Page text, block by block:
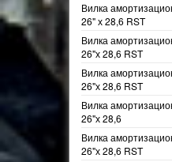
Вилка
26" х 28,6 RST
Вилка
26"х 28,6 RST
Вилка
26"х 28,6 RST
Вилка
26"х 28,6
Вилка
26"х 28,6 RST